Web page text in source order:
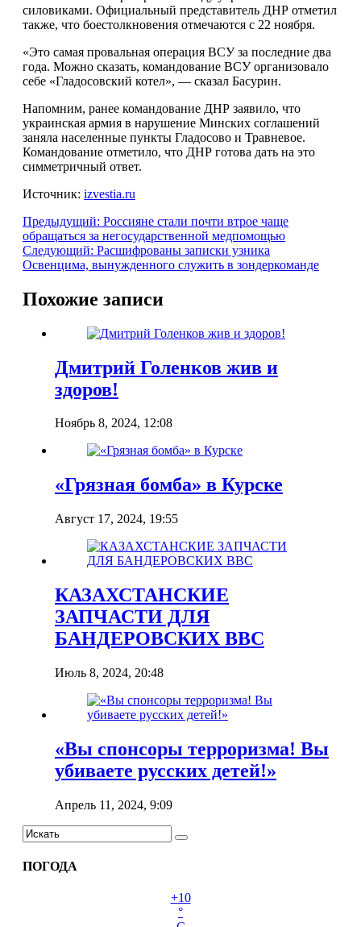
силовиками. Официальный представитель ДНР отметил
также, что боестолкновения отмечаются с 22 ноября.
«Это самая провальная операция ВСУ за последние два
года. Можно сказать, командование ВСУ организовало
себе «Гладосовский котел», — сказал Басурин.
Напомним, ранее командование ДНР заявило, что
украинская армия в нарушение Минских соглашений
заняла населенные пункты Гладосово и Травневое.
Командование отметило, что ДНР готова дать на это
симметричный ответ.
Источник: izvestia.ru
Предыдущий: Россияне стали почти втрое чаще
обращаться за негосударственной медпомощью
Следующий: Расшифрованы записки узника
Освенцима, вынужденного служить в зондеркоманде
Похожие записи
Дмитрий Голенков жив и
здоров!
Ноябрь 8, 2024, 12:08
«Грязная бомба» в Курске
Август 17, 2024, 19:55
КАЗАХСТАНСКИЕ
ЗАПЧАСТИ ДЛЯ
БАНДЕРОВСКИХ ВВС
Июль 8, 2024, 20:48
«Вы спонсоры терроризма! Вы
убиваете русских детей!»
Апрель 11, 2024, 9:09
ПОГОДА
+10
°